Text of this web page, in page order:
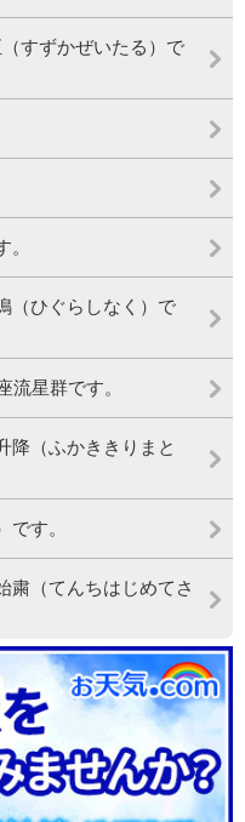
すずかぜいたる）で
（ひぐらしなく）で
流星群です。
降（ふかききりまと
す。
粛（てんちはじめてさ